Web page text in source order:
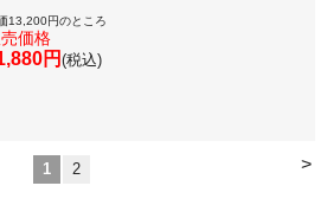
13,200円のところ
価格
円 (税込)
>
1 2